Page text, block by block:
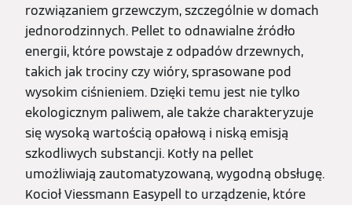
rozwiązaniem grzewczym, szczególnie w domach
jednorodzinnych. Pellet to odnawialne źródło
energii, które powstaje z odpadów drzewnych,
takich jak trociny czy wióry, sprasowane pod
wysokim ciśnieniem. Dzięki temu jest nie tylko
ekologicznym paliwem, ale także charakteryzuje
się wysoką wartością opałową i niską emisją
szkodliwych substancji. Kotły na pellet
umożliwiają zautomatyzowaną, wygodną obsługę.
Kocioł Viessmann Easypell to urządzenie, które